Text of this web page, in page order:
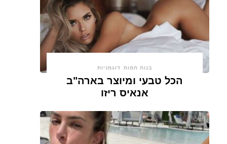
בנות חמות דוגמניות
הכל טבעי ומיוצר בארה"ב
אנאיס ריזו